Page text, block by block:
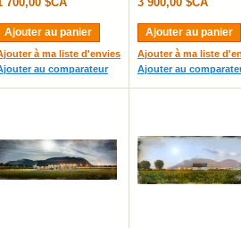
Ajouter au panier
à ma liste d'envies
au comparateur
Ajouter au panier
Ajouter à ma liste
Ajouter au